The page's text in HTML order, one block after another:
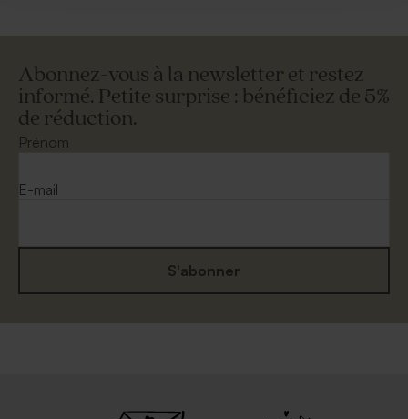
Abonnez-vous à la newsletter et restez
informé. Petite surprise : bénéficiez de 5%
de réduction.
Prénom
E-mail
S'abonner